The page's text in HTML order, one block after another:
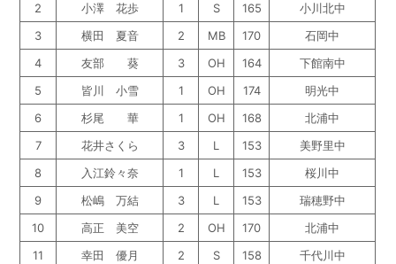
2
小澤 花歩 1 S 165
小川北中
3
横田 夏音 2 MB 170
石岡中
4
友部 葵 3 OH 164
下館南中
5
皆川 小雪 1 OH 174
明光中
6
杉尾 華 1 OH 168
北浦中
7
花井さくら 3 L 153
美野里中
8
入江鈴々奈 1 L 153
桜川中
9
松嶋 万結 3 L 153
瑞穂野中
10
高正 美空 2 OH 170
北浦中
11
幸田 優月 2 S 158
千代川中